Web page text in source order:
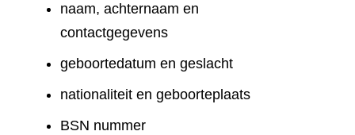
naam, achternaam en
contactgegevens
geboortedatum en geslacht
nationaliteit en geboorteplaats
BSN nummer